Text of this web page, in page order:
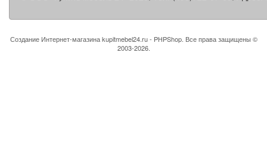
Создание Интернет-магазинаkupitmebel24.ru - PHPShop. Все права защищены ©
2003-2026.